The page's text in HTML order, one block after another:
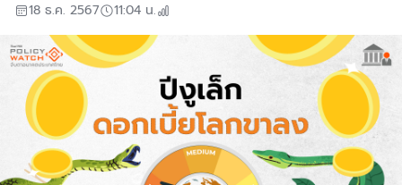
18 ธ.ค. 2567 11:04 น.